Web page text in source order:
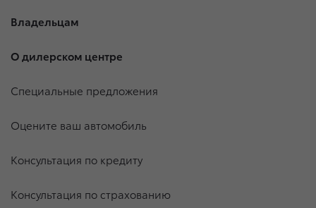
Владельцам
О дилерском центре
Специальные предложения
Оцените ваш автомобиль
Консультация по кредиту
Консультация по страхованию